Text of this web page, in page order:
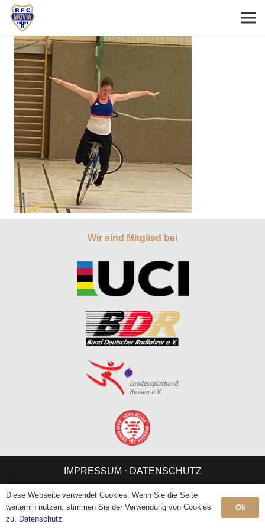
Wir sind Mitglied bei
IMPRESSUM ⋅ DATENSCHUTZ
Diese Webseite verwendet Cookies. Wenn Sie die Seite
weiterhin nutzen, stimmen Sie der Verwendung von Cookies
zu. Datenschutz
Ok